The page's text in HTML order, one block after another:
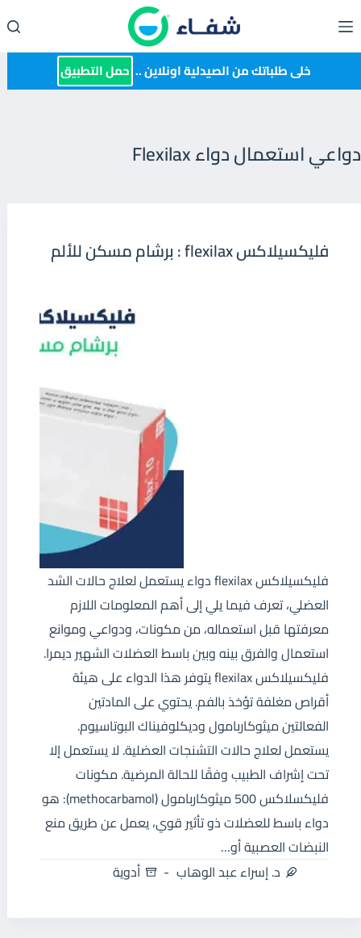
إلى
المحتوى خلى طلباتك من الصيدلية اونلاين .. حمل التطبيق
دواعي استعمال دواء Flexilax
فليكسيلاكس flexilax : برشام مسكن للألم
فليكسيلاكس flexilax دواء يستعمل لعلاج حالات الشد
العضلي، تعرف فيما يلي إلى أهم المعلومات اللازم
معرفتها قبل استعماله، من مكونات، ودواعي وموانع
استعمال والفرق بينه وبين باسط العضلات الشهير ديمرا.
فليكسيلاكس flexilax يتوفر هذا الدواء على هيئة
أقراص مغلفة تؤخذ بالفم. يحتوي على المادتين
الفعالتين ميثوكاربامول وديكلوفيناك البوتاسيوم.
يستعمل لعلاج حالات التشنجات العضلية. لا يستعمل إلا
تحت إشراف الطبيب وفقًا للحالة المرضية. مكونات
فليكسلاكس 500 ميثوكاربامول (methocarbamol): هو
دواء باسط للعضلات ذو تأثير قوي، يعمل عن طريق منع
النبضات العصبية أو…
د. إسراء عبد الوهاب
أدوية